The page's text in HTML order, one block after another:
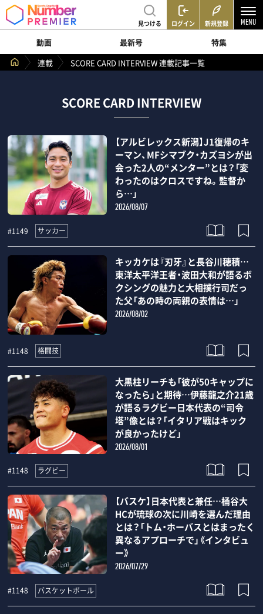
見つける ログイン 新規登録
動画 最新号
特集
連載
SCORE CARD INTERVIEW 連載記事一覧
SCORE CARD INTERVIEW
【アルビレックス新潟】J1復帰のキ
ーマン、MFシマブク・カズヨシが出
会った2人の“メンター”とは？「変
わったのはクロスですね。監督か
ら…」
2026/08/07
#1149 サッカー
キッカケは『刃牙』と長谷川穂積…
東洋太平洋王者・波田大和が語るボ
クシングの魅力と大相撲行司だっ
た父「あの時の両親の表情は…」
2026/08/02
#1148 格闘技
大黒柱リーチも「彼が50キャップに
なったら」と期待…伊藤龍之介21歳
が語るラグビー日本代表の“司令
塔”像とは？「イタリア戦はキック
が良かったけど」
2026/08/01
#1148 ラグビー
【バスケ】日本代表と兼任…桶谷大
HCが琉球の次に川崎を選んだ理由
とは？「トム・ホーバスとはまったく
異なるアプローチで」《インタビュ
ー》
2026/07/29
#1148 バスケットボール